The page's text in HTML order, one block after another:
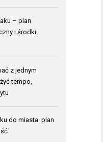
– plan
i środki
z jednym
tempo,
do miasta: plan